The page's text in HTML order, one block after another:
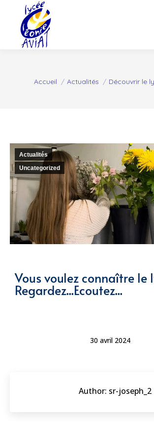
Vous êtes ici :
Accueil Actualités Découvrir le
Actualités
Uncategorized
Vous voulez connaître le
Regardez...Ecoutez...
30 avril 2024
Author: sr-joseph_2